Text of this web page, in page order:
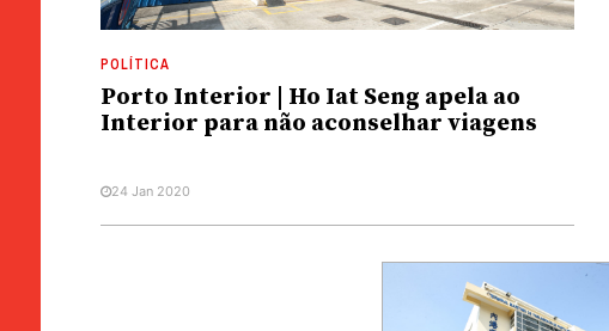
POLÍTICA
Porto Interior | Ho Iat Seng apela ao
Interior para não aconselhar viagens
24 Jan 2020